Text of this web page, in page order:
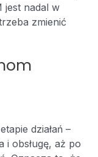
jest nadal w
zmienić
działań –
i obsługę, aż po